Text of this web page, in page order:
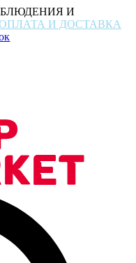
И
И ДОСТАВКА